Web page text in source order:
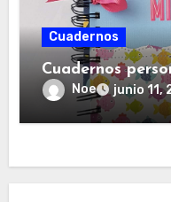
Cuadernos
Cuadernos
Noe junio 11,